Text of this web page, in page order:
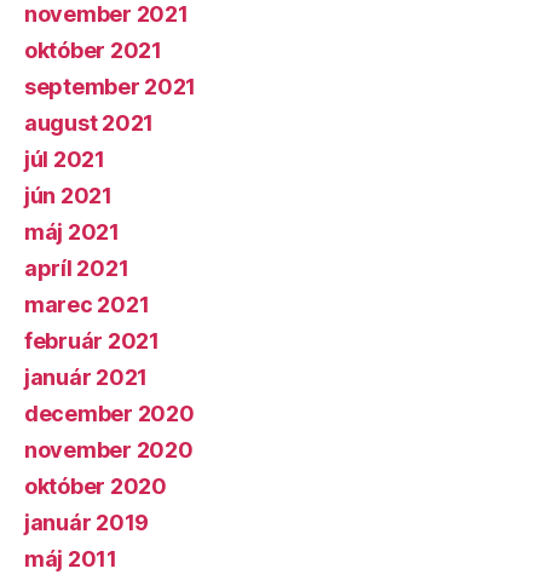
november 2021
október 2021
september 2021
august 2021
júl 2021
jún 2021
máj 2021
apríl 2021
marec 2021
február 2021
január 2021
december 2020
november 2020
október 2020
január 2019
máj 2011